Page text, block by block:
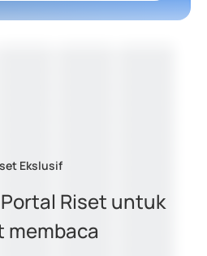
Ekslusif
Riset untuk
membaca